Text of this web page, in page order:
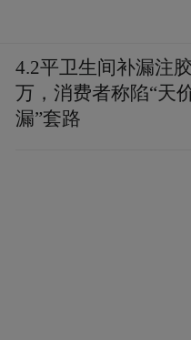
4.2平卫生间补漏注
万，消费者称陷“天
漏”套路